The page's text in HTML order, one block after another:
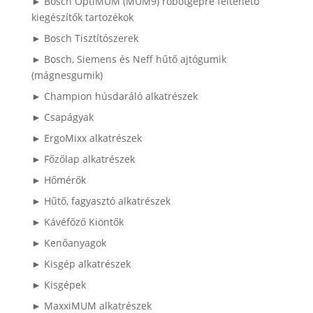
kiegészítők tartozékok
► Bosch Tisztítószerek
► Bosch, Siemens és Neff hűtő ajtógumik
(mágnesgumik)
► Champion húsdaráló alkatrészek
► Csapágyak
► ErgoMixx alkatrészek
► Főzőlap alkatrészek
► Hőmérők
► Hűtő, fagyasztó alkatrészek
► Kávéfőző Kiöntők
► Kenőanyagok
► Kisgép alkatrészek
► Kisgépek
► MaxxiMUM alkatrészek